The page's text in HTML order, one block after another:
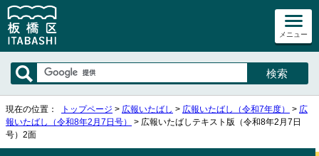
メニュー
現在の位置： トップページ > 広報いたばし > 広報いたばし（令和7年度） > 広
報いたばし（令和8年2月7日号）
> 広報いたばしテキスト版（令和8年2月7日
号）2面